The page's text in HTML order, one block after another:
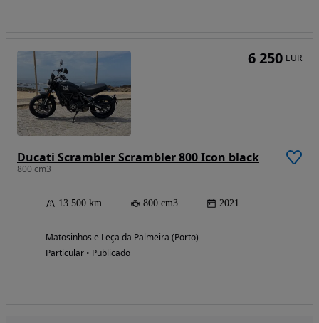
Ducati Scrambler Scrambler 800 Icon black
800 cm3
13 500 km 800 cm3 2021
Matosinhos e Leça da Palmeira (Porto)
Particular • Publicado
6 250 EUR